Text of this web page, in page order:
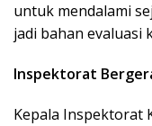
untuk mendalami
jadi bahan evaluasi
Inspektorat
Kepala Inspektorat